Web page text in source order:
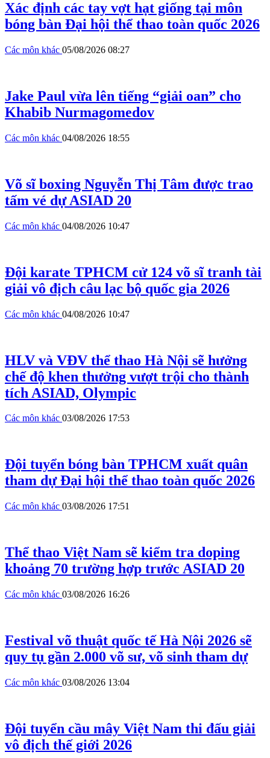
Xác định các tay vợt hạt giống tại môn
bóng bàn Đại hội thể thao toàn quốc 2026
Các môn khác 05/08/2026 08:27
Jake Paul vừa lên tiếng “giải oan” cho
Khabib Nurmagomedov
Các môn khác 04/08/2026 18:55
Võ sĩ boxing Nguyễn Thị Tâm được trao
tấm vé dự ASIAD 20
Các môn khác 04/08/2026 10:47
Đội karate TPHCM cử 124 võ sĩ tranh tài
giải vô địch câu lạc bộ quốc gia 2026
Các môn khác 04/08/2026 10:47
HLV và VĐV thể thao Hà Nội sẽ hưởng
chế độ khen thưởng vượt trội cho thành
tích ASIAD, Olympic
Các môn khác 03/08/2026 17:53
Đội tuyển bóng bàn TPHCM xuất quân
tham dự Đại hội thể thao toàn quốc 2026
Các môn khác 03/08/2026 17:51
Thể thao Việt Nam sẽ kiểm tra doping
khoảng 70 trường hợp trước ASIAD 20
Các môn khác 03/08/2026 16:26
Festival võ thuật quốc tế Hà Nội 2026 sẽ
quy tụ gần 2.000 võ sư, võ sinh tham dự
Các môn khác 03/08/2026 13:04
Đội tuyển cầu mây Việt Nam thi đấu giải
vô địch thế giới 2026